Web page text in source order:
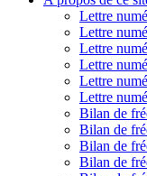
Lettre
Lettre
Lettre
Lettre
Lettre
Lettre
Bilan de
Bilan de
Bilan de
Bilan de